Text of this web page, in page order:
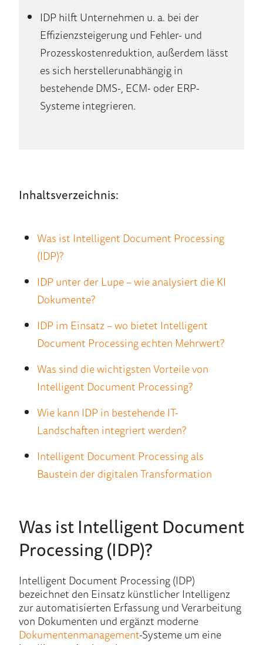
IDP hilft Unternehmen u. a. bei der
Effizienzsteigerung und Fehler- und
Prozesskostenreduktion, außerdem lässt
es sich herstellerunabhängig in
bestehende DMS-, ECM- oder ERP-
Systeme integrieren.
Inhaltsverzeichnis:
Was ist Intelligent Document Processing
(IDP)?
IDP unter der Lupe – wie analysiert die KI
Dokumente?
IDP im Einsatz – wo bietet Intelligent
Document Processing echten Mehrwert?
Was sind die wichtigsten Vorteile von
Intelligent Document Processing?
Wie kann IDP in bestehende IT-
Landschaften integriert werden?
Intelligent Document Processing als
Baustein der digitalen Transformation
Was ist IntelligentDocument
Processing (IDP)?
Intelligent Document Processing (IDP)
bezeichnet den Einsatz künstlicher Intelligenz
zur automatisierten Erfassung und Verarbeitung
von Dokumenten und ergänzt moderne
Dokumentenmanagement-Systeme um eine